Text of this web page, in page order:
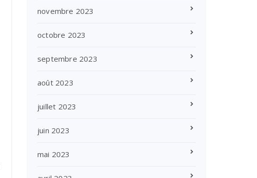
novembre 2023
octobre 2023
septembre 2023
août 2023
juillet 2023
juin 2023
mai 2023